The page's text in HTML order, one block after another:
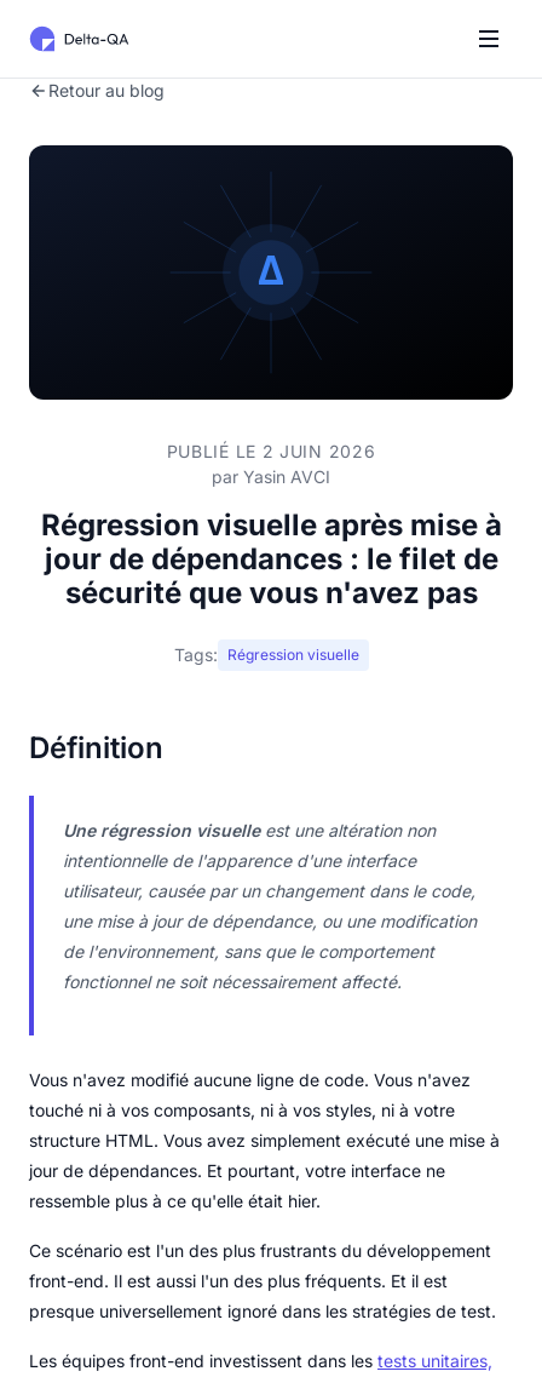
Retour au blog
PUBLIÉ LE 2 JUIN 2026
par Yasin AVCI
Régression visuelle après mise à
jour de dépendances : le filet de
sécurité que vous n'avez pas
Tags: Régression visuelle
Définition
Une régression visuelleest une altération non
intentionnelle de l'apparence d'une interface
utilisateur, causée par un changement dans le code,
une mise à jour de dépendance, ou une modification
de l'environnement, sans que le comportement
fonctionnel ne soit nécessairement affecté.
Vous n'avez modifié aucune ligne de code. Vous n'avez
touché ni à vos composants, ni à vos styles, ni à votre
structure HTML. Vous avez simplement exécuté une mise à
jour de dépendances. Et pourtant, votre interface ne
ressemble plus à ce qu'elle était hier.
Ce scénario est l'un des plus frustrants du développement
front-end. Il est aussi l'un des plus fréquents. Et il est
presque universellement ignoré dans les stratégies de test.
Les équipes front-end investissent dans les tests unitaires,